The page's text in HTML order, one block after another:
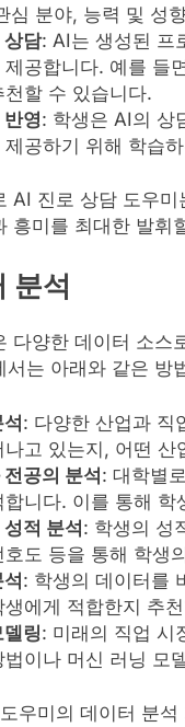
심 분야, 능력 및 성
상담: AI는 생성된 프
제공합니다. 예를 들
천할 수 있습니다.
영: 학생은 AI의 상
제공하기 위해 학습
AI 진로 상담 도우
흥미를 최대한 발휘
분석
다양한 데이터 소스
서는 아래와 같은 방
: 다양한 산업과 직
나고 있는지, 어떤
공의 분석: 대학별
합니다. 이를 통해
적 분석: 학생의 성
호도 등을 통해 학생
: 학생의 데이터를
생에게 적합한지 추
링: 미래의 직업 시
법이나 머신 러닝 모
우미의 데이터 분